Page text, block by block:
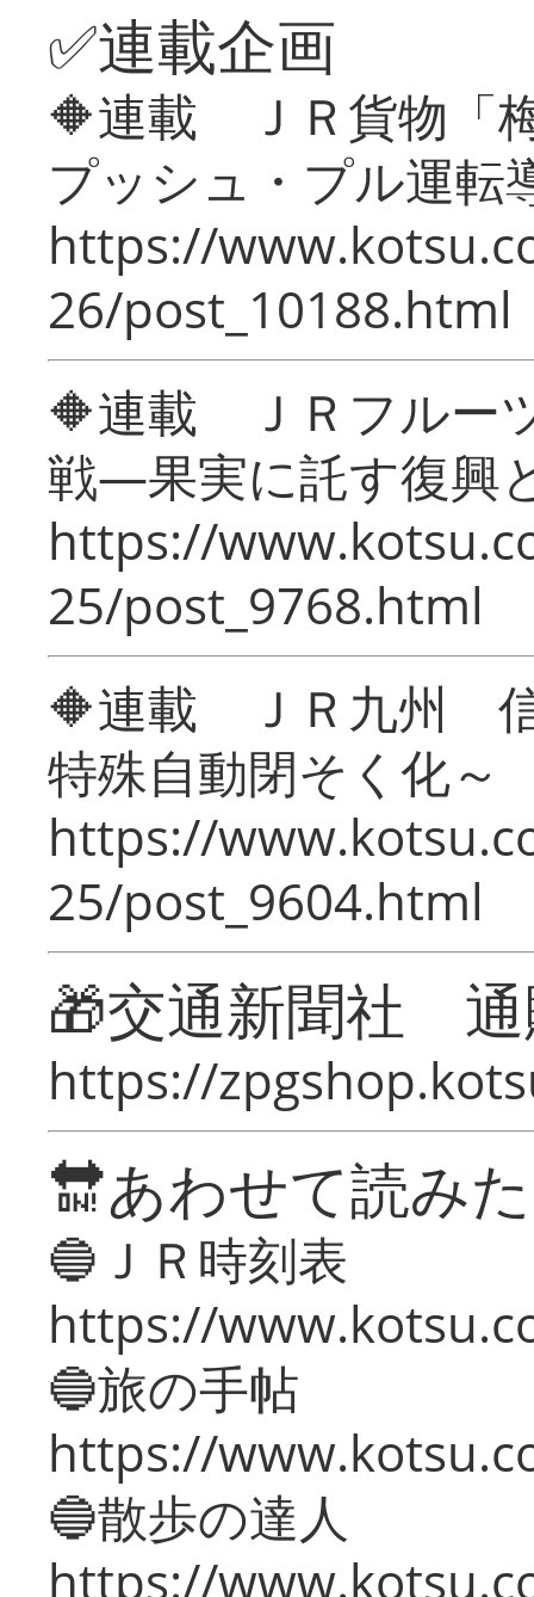
✅連載企画
🔶連載 ＪＲ貨物「
プッシュ・プル運転
https://
26/post_10188.html
🔶連載 ＪＲフルー
戦―果実に託す復興
https://
25/post_9768.html
🔶連載 ＪＲ九州 信
特殊自動閉そく化～
https://
25/post_9604.html
🎁交通新聞社
https://
🔛あわせて読み
🔵ＪＲ時刻表
https://
🔵旅の手帖
https://
🔵散歩の達人
https://